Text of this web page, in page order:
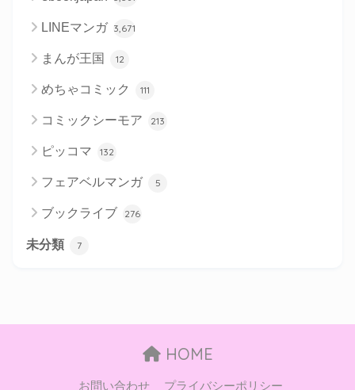
LINEマンガ 3,671
まんが王国 12
めちゃコミック 111
コミックシーモア 213
ピッコマ 132
フェアベルマンガ 5
ブックライブ 276
未分類 7
HOME
お問い合わせ プライバシーポリシー